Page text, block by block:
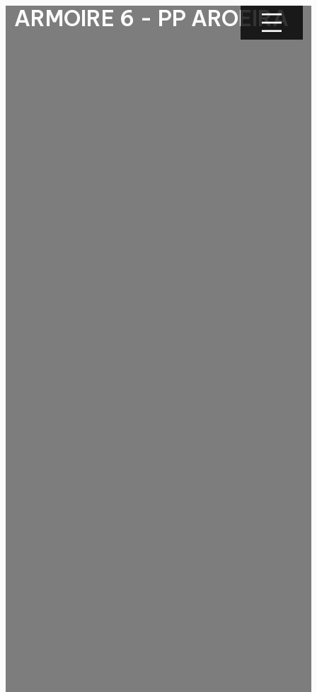
ARMOIRE 6 - PP AROEIRA